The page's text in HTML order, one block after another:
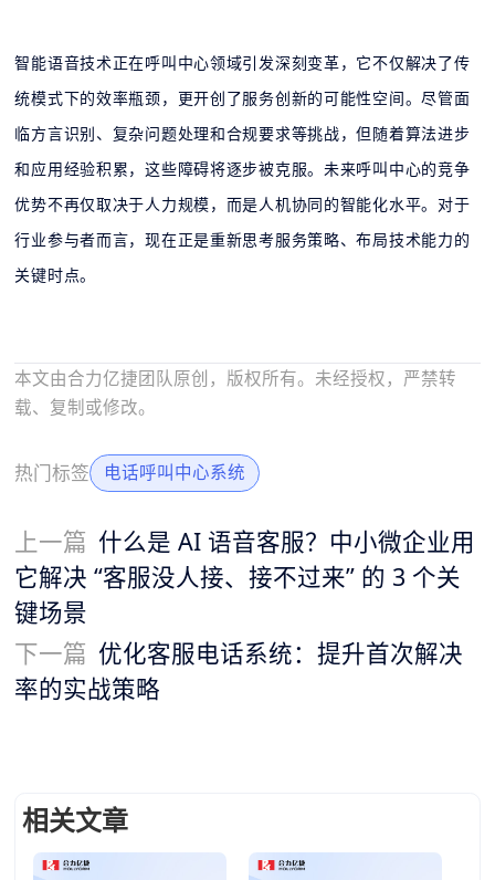
智能语音技术正在呼叫中心领域引发深刻变革，它不仅解决了传
统模式下的效率瓶颈，更开创了服务创新的可能性空间。尽管面
临方言识别、复杂问题处理和合规要求等挑战，但随着算法进步
和应用经验积累，这些障碍将逐步被克服。未来呼叫中心的竞争
优势不再仅取决于人力规模，而是人机协同的智能化水平。对于
行业参与者而言，现在正是重新思考服务策略、布局技术能力的
关键时点。
本文由合力亿捷团队原创，版权所有。未经授权，严禁转
载、复制或修改。
热门标签 电话呼叫中心系统
上一篇 什么是 AI 语音客服？中小微企业用
它解决 “客服没人接、接不过来” 的 3 个关
键场景
下一篇 优化客服电话系统：提升首次解决
率的实战策略
相关文章